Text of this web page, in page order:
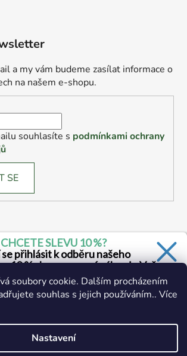
soubory cookie. Dalším procházením
souhlas s jejich používáním.. Více
Nastavení
a my vám budeme zasílat informace o
na našem e-shopu.
souhlasíte s podmínkami ochrany
SE
@drogerie.cz
671 390 (všední dny 6:00 - 14:30)
CHCETE SLEVU 10 %?
přihlásit k odběru našeho
10 % sleva na první nákup je Vaše.
Zásady zpracování osobních údajů